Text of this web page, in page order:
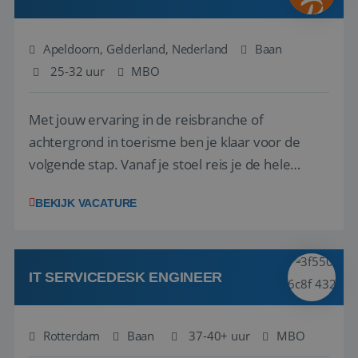
Apeldoorn, Gelderland, Nederland
Baan
25-32 uur
MBO
Met jouw ervaring in de reisbranche of
achtergrond in toerisme ben je klaar voor de
volgende stap. Vanaf je stoel reis je de hele
wensen van je team, je klant en wat er in de
klanten te overtuigen om die droomreis te
boeken! ...
BEKIJK VACATURE
IT SERVICEDESK ENGINEER
Rotterdam Baan 37-40+ uur MBO